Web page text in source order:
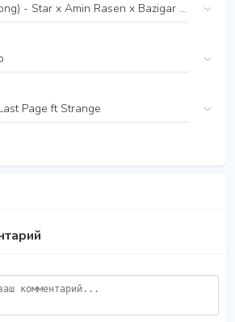
Bashla (type long) - Star x Amin Rasen x Bazigar x Ezko
Page ft Strange